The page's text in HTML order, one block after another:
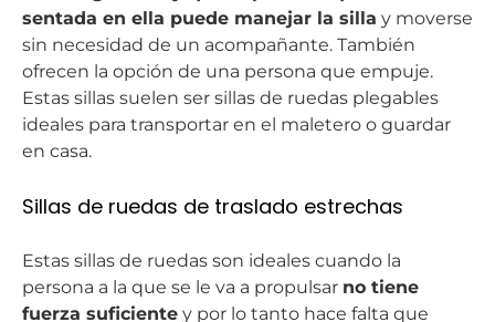
sentada en ella puede manejar la silla y moverse
sin necesidad de un acompañante. También
ofrecen la opción de una persona que empuje.
Estas sillas suelen ser sillas de ruedas plegables
ideales para transportar en el maletero o guardar
en casa.
Sillas de ruedas de traslado estrechas
Estas sillas de ruedas son ideales cuando la
persona a la que se le va a propulsar no tiene
fuerza suficiente y por lo tanto hace falta que